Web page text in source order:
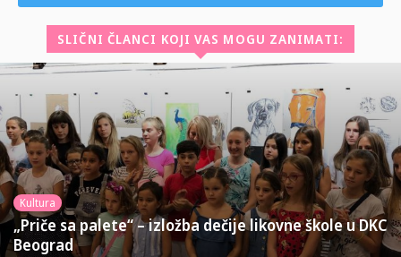
SLIČNI ČLANCI KOJI VAS MOGU ZANIMATI:
Kultura
„Priče sa palete“ – izložba dečije likovne škole u DKC
Beograd